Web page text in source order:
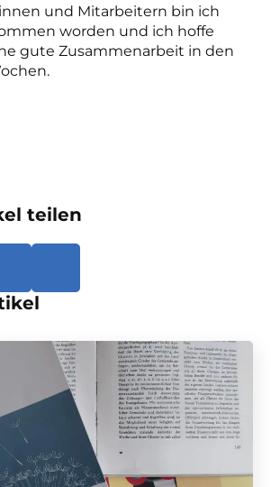
und Mitarbeitern bin ich
worden und ich hoffe
gute Zusammenarbeit in den
teilen